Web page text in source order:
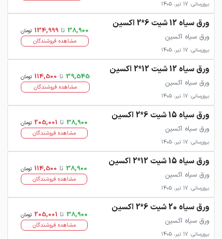
بروزرسانی: 17 تیر، 1405
ورق سیاه 12 شیت 6*2 اکسین
ورق سیاه اکسین
بروزرسانی: 17 تیر، 1405
38,900 تا 134,999 تومان
مشاهده فروشندگان
ورق سیاه 12 شیت 12*2 اکسین
ورق سیاه اکسین
بروزرسانی: 17 تیر، 1405
39,545 تا 114,500 تومان
مشاهده فروشندگان
ورق سیاه 15 شیت 6*2 اکسین
ورق سیاه اکسین
بروزرسانی: 17 تیر، 1405
38,900 تا 205,001 تومان
مشاهده فروشندگان
ورق سیاه 15 شیت 12*2 اکسین
ورق سیاه اکسین
بروزرسانی: 17 تیر، 1405
38,900 تا 114,500 تومان
مشاهده فروشندگان
ورق سیاه 20 شیت 6*2 اکسین
ورق سیاه اکسین
بروزرسانی: 17 تیر، 1405
38,900 تا 205,001 تومان
مشاهده فروشندگان